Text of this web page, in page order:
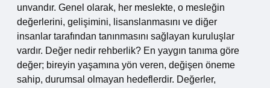
unvandır. Genel olarak, her meslekte, o mesleğin
değerlerini, gelişimini, lisanslanmasını ve diğer
insanlar tarafından tanınmasını sağlayan kuruluşlar
vardır. Değer nedir rehberlik? En yaygın tanıma göre
değer; bireyin yaşamına yön veren, değişen öneme
sahip, durumsal olmayan hedeflerdir. Değerler,